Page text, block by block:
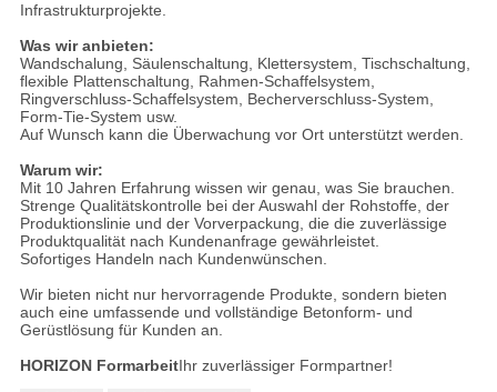
Infrastrukturprojekte.
Was wir anbieten:
Wandschalung, Säulenschaltung, Klettersystem, Tischschaltung,
flexible Plattenschaltung, Rahmen-Schaffelsystem,
Ringverschluss-Schaffelsystem, Becherverschluss-System,
Form-Tie-System usw.
Auf Wunsch kann die Überwachung vor Ort unterstützt werden.
Warum wir:
Mit 10 Jahren Erfahrung wissen wir genau, was Sie brauchen.
Strenge Qualitätskontrolle bei der Auswahl der Rohstoffe, der
Produktionslinie und der Vorverpackung, die die zuverlässige
Produktqualität nach Kundenanfrage gewährleistet.
Sofortiges Handeln nach Kundenwünschen.
Wir bieten nicht nur hervorragende Produkte, sondern bieten
auch eine umfassende und vollständige Betonform- und
Gerüstlösung für Kunden an.
HORIZON FormarbeitIhr zuverlässiger Formpartner!